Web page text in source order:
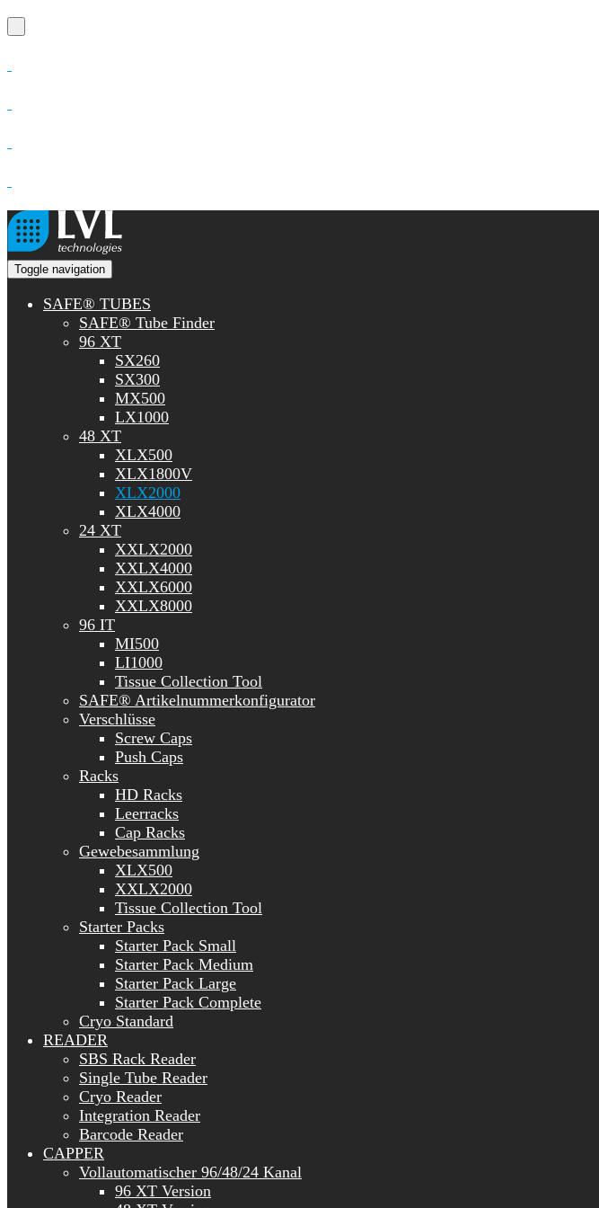
Toggle navigation
SAFE® TUBES
SAFE® Tube Finder
96 XT
SX260
SX300
MX500
LX1000
48 XT
XLX500
XLX1800V
XLX2000
XLX4000
24 XT
XXLX2000
XXLX4000
XXLX6000
XXLX8000
96 IT
MI500
LI1000
Tissue Collection Tool
SAFE® Artikelnummerkonfigurator
Verschlüsse
Screw Caps
Push Caps
Racks
HD Racks
Leerracks
Cap Racks
Gewebesammlung
XLX500
XXLX2000
Tissue Collection Tool
Starter Packs
Starter Pack Small
Starter Pack Medium
Starter Pack Large
Starter Pack Complete
Cryo Standard
READER
SBS Rack Reader
Single Tube Reader
Cryo Reader
Integration Reader
Barcode Reader
CAPPER
Vollautomatischer 96/48/24 Kanal
96 XT Version